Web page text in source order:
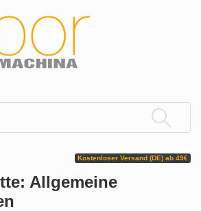
Kostenloser Versand (DE) ab 49€
Allgemeine